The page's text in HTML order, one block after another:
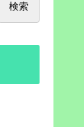
検索